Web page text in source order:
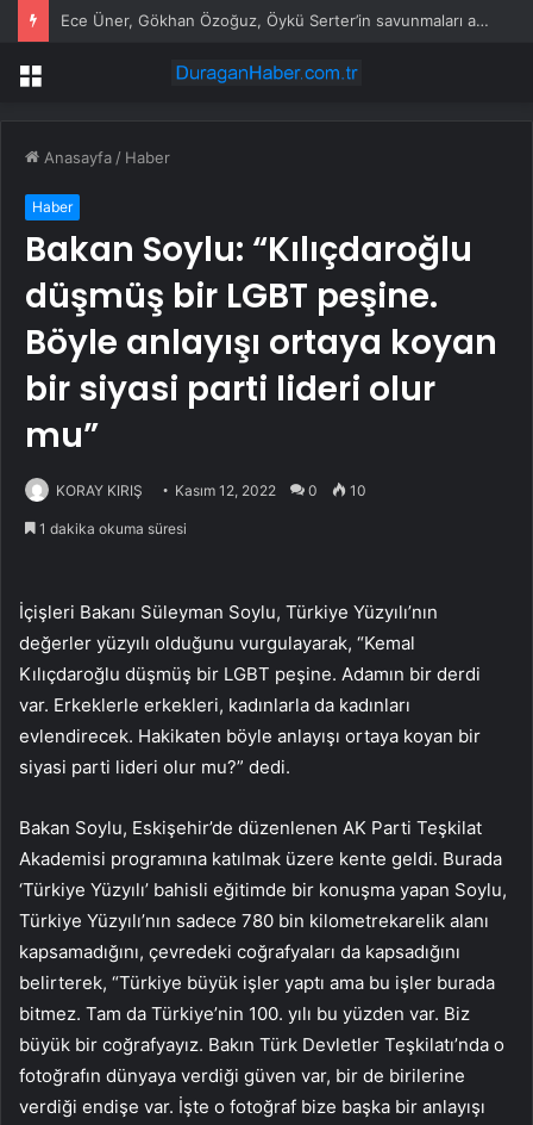
Ece Üner, Gökhan Özoğuz, Öykü Serter’in savunmaları aynı
Menü
Anasayfa / Haber
Haber
Bakan Soylu: “Kılıçdaroğlu
düşmüş bir LGBT peşine.
Böyle anlayışı ortaya koyan
bir siyasi parti lideri olur
mu”
KORAY KIRIŞ Kasım 12, 2022 0 10
1 dakika okuma süresi
İçişleri Bakanı Süleyman Soylu, Türkiye Yüzyılı’nın
değerler yüzyılı olduğunu vurgulayarak, “Kemal
Kılıçdaroğlu düşmüş bir LGBT peşine. Adamın bir derdi
var. Erkeklerle erkekleri, kadınlarla da kadınları
evlendirecek. Hakikaten böyle anlayışı ortaya koyan bir
siyasi parti lideri olur mu?” dedi.
Bakan Soylu, Eskişehir’de düzenlenen AK Parti Teşkilat
Akademisi programına katılmak üzere kente geldi. Burada
‘Türkiye Yüzyılı’ bahisli eğitimde bir konuşma yapan Soylu,
Türkiye Yüzyılı’nın sadece 780 bin kilometrekarelik alanı
kapsamadığını, çevredeki coğrafyaları da kapsadığını
belirterek, “Türkiye büyük işler yaptı ama bu işler burada
bitmez. Tam da Türkiye’nin 100. yılı bu yüzden var. Biz
büyük bir coğrafyayız. Bakın Türk Devletler Teşkilatı’nda o
fotoğrafın dünyaya verdiği güven var, bir de birilerine
verdiği endişe var. İşte o fotoğraf bize başka bir anlayışı